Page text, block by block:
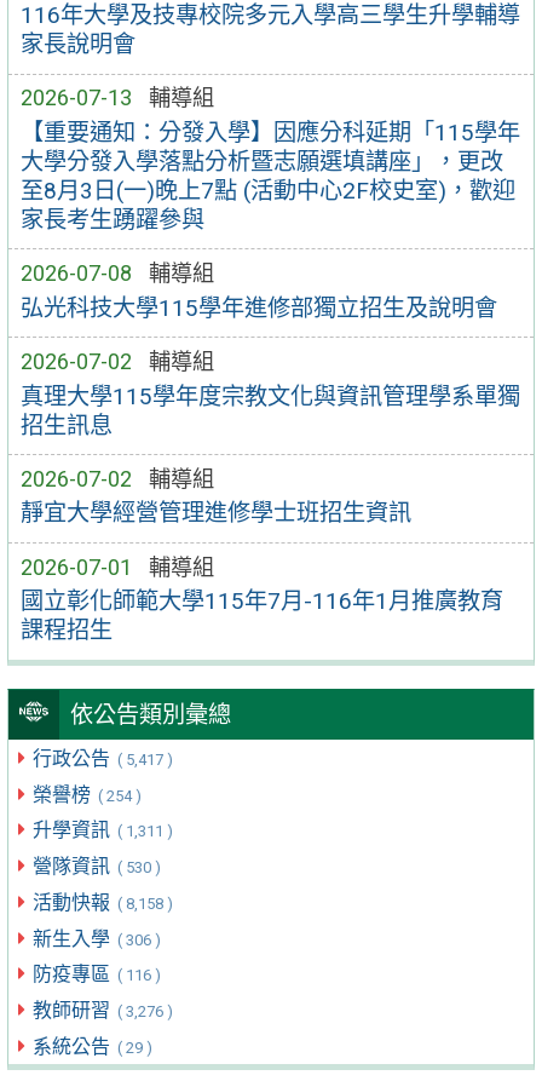
116年大學及技專校院多元入學高三學生升學輔導
家長說明會
2026-07-13 輔導組
【重要通知：分發入學】因應分科延期「115學年
大學分發入學落點分析暨志願選填講座」，更改
至8月3日(一)晚上7點 (活動中心2F校史室)，歡迎
家長考生踴躍參與
2026-07-08 輔導組
弘光科技大學115學年進修部獨立招生及說明會
2026-07-02 輔導組
真理大學115學年度宗教文化與資訊管理學系單獨
招生訊息
2026-07-02 輔導組
靜宜大學經營管理進修學士班招生資訊
2026-07-01 輔導組
國立彰化師範大學115年7月-116年1月推廣教育
課程招生
依公告類別彙總
行政公告 ( 5,417 )
榮譽榜 ( 254 )
升學資訊 ( 1,311 )
營隊資訊 ( 530 )
活動快報 ( 8,158 )
新生入學 ( 306 )
防疫專區 ( 116 )
教師研習 ( 3,276 )
系統公告 ( 29 )